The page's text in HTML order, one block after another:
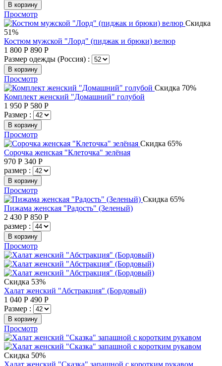
В корзину
Просмотр
Скидка
51%
Костюм мужской "Лорд" (пиджак и брюки) велюр
1 800 Р 890 Р
Размер одежды (Россия) :
В корзину
Просмотр
Скидка 70%
Комплект женский "Домашний" голубой
1 950 Р 580 Р
Размер :
В корзину
Просмотр
Скидка 65%
Сорочка женская "Клеточка" зелёная
970 Р 340 Р
размер :
В корзину
Просмотр
Скидка 65%
Пижама женская "Радость" (Зеленый)
2 430 Р 850 Р
размер :
В корзину
Просмотр
Скидка 53%
Халат женский "Абстракция" (Бордовый)
1 040 Р 490 Р
Размер :
В корзину
Просмотр
Скидка 50%
Халат женский "Сказка" запашной с коротким рукавом